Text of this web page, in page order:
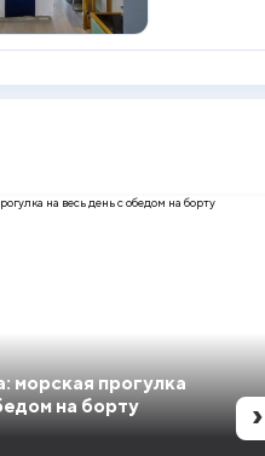
морская прогулка
на борту
›